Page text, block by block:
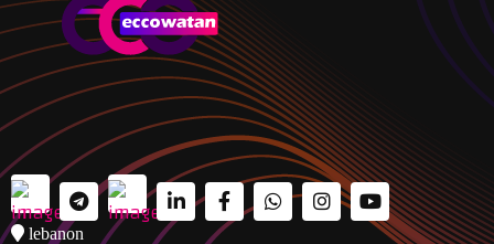
lebanon